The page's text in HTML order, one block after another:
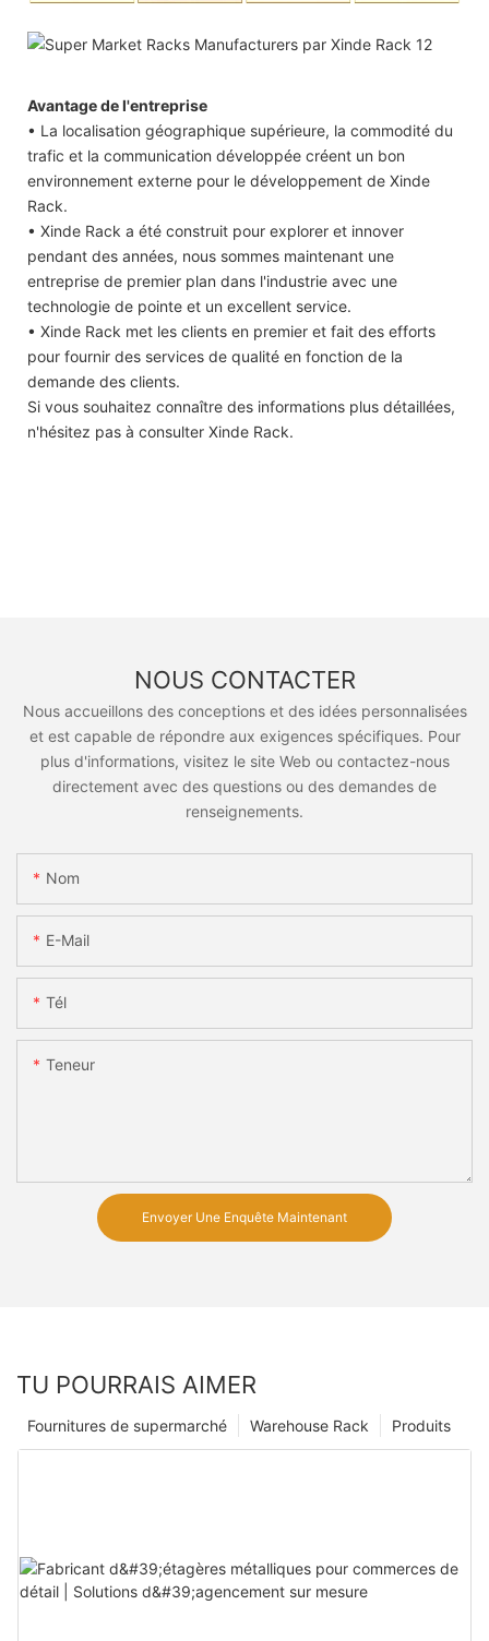
Avantage de l'entreprise
• La localisation géographique supérieure, la commodité du
trafic et la communication développée créent un bon
environnement externe pour le développement de Xinde
Rack.
• Xinde Rack a été construit pour explorer et innover
pendant des années, nous sommes maintenant une
entreprise de premier plan dans l'industrie avec une
technologie de pointe et un excellent service.
• Xinde Rack met les clients en premier et fait des efforts
pour fournir des services de qualité en fonction de la
demande des clients.
Si vous souhaitez connaître des informations plus détaillées,
n'hésitez pas à consulter Xinde Rack.
NOUS CONTACTER
Nous accueillons des conceptions et des idées personnalisées
et est capable de répondre aux exigences spécifiques. Pour
plus d'informations, visitez le site Web ou contactez-nous
directement avec des questions ou des demandes de
renseignements.
Nom
E-Mail
Tél
Teneur
Envoyer Une Enquête Maintenant
TU POURRAIS AIMER
Produits
Warehouse Rack
Fournitures de supermarché